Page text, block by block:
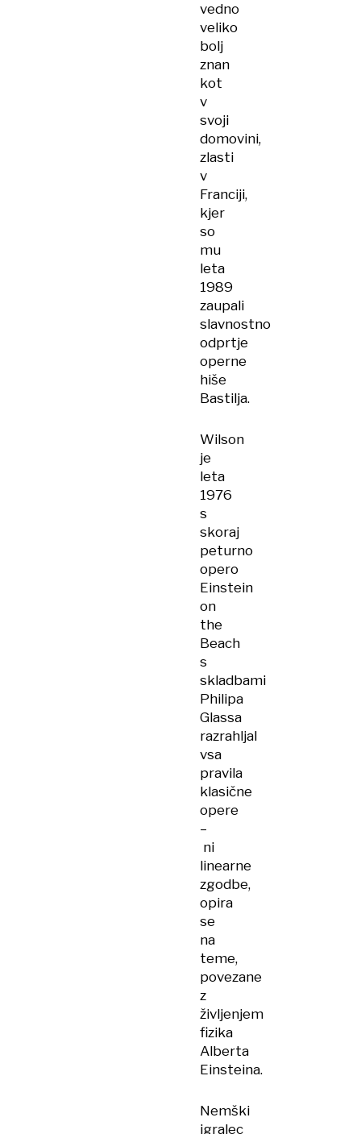
vedno
veliko
bolj
znan
kot
v
svoji
domovini,
zlasti
v
Franciji,
kjer
so
mu
leta
1989
zaupali
slavnostno
odprtje
operne
hiše
Bastilja.
Wilson
je
leta
1976
s
skoraj
peturno
opero
Einstein
on
the
Beach
s
skladbami
Philipa
Glassa
razrahljal
vsa
pravila
klasične
opere
–
ni
linearne
zgodbe,
opira
se
na
teme,
povezane
z
življenjem
fizika
Alberta
Einsteina.
Nemški
igralec